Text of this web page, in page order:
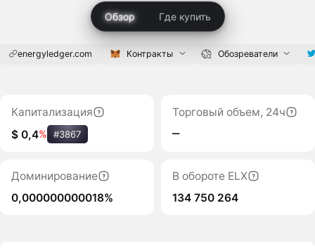
Обзор Где купить
energyledger.com Контракты Обозреватели
Капитализация
$ 0,4% #3867
Торговый объем, 24ч
‒
Доминирование
0,000000000018%
В обороте ELX
134 750 264